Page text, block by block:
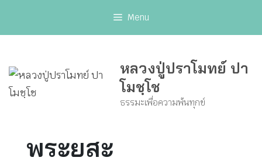
Menu
หลวงปู่ปราโมทย์ ปา
โมชฺโช
ธรรมะเพื่อความพ้นทุกข์
พระยสะ